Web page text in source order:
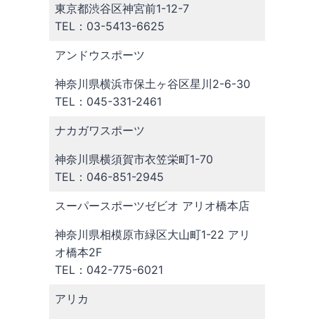
東京都渋谷区神宮前1-12-7
TEL：03-5413-6625
アンドウスポーツ
神奈川県横浜市保土ヶ谷区星川2-6-30
TEL：045-331-2461
ナカガワスポーツ
神奈川県横須賀市衣笠栄町1-70
TEL：046-851-2945
スーパースポーツゼビオ アリオ橋本店
神奈川県相模原市緑区大山町1-22 アリ
オ橋本2F
TEL：042-775-6021
アリカ